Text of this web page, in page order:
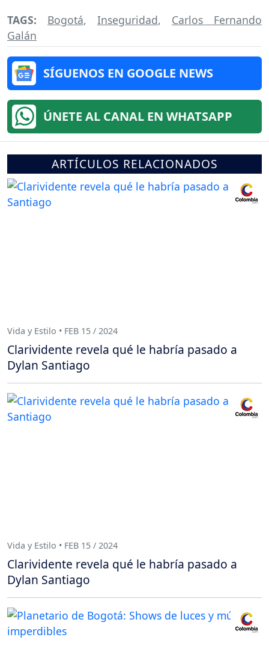
TAGS: Bogotá, Inseguridad, Carlos Fernando
Galán
SÍGUENOS EN GOOGLE NEWS
ÚNETE AL CANAL EN WHATSAPP
ARTÍCULOS RELACIONADOS
Vida y Estilo • FEB 15 / 2024
Clarividente revela qué le habría pasado a
Dylan Santiago
Vida y Estilo • FEB 15 / 2024
Clarividente revela qué le habría pasado a
Dylan Santiago